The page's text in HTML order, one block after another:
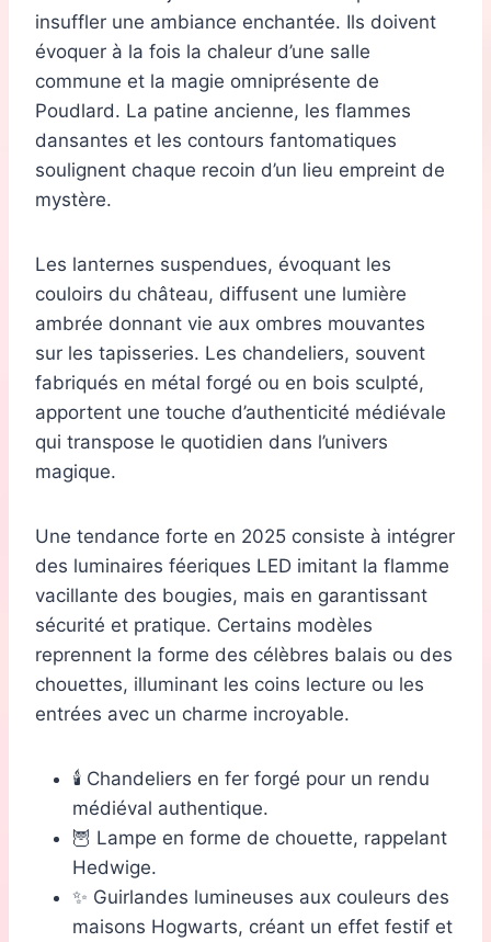
insuffler une ambiance enchantée. Ils doivent
évoquer à la fois la chaleur d’une salle
commune et la magie omniprésente de
Poudlard. La patine ancienne, les flammes
dansantes et les contours fantomatiques
soulignent chaque recoin d’un lieu empreint de
mystère.
Les lanternes suspendues, évoquant les
couloirs du château, diffusent une lumière
ambrée donnant vie aux ombres mouvantes
sur les tapisseries. Les chandeliers, souvent
fabriqués en métal forgé ou en bois sculpté,
apportent une touche d’authenticité médiévale
qui transpose le quotidien dans l’univers
magique.
Une tendance forte en 2025 consiste à intégrer
des luminaires féeriques LED imitant la flamme
vacillante des bougies, mais en garantissant
sécurité et pratique. Certains modèles
reprennent la forme des célèbres balais ou des
chouettes, illuminant les coins lecture ou les
entrées avec un charme incroyable.
🕯️ Chandeliers en fer forgé pour un rendu
médiéval authentique.
🦉 Lampe en forme de chouette, rappelant
Hedwige.
✨ Guirlandes lumineuses aux couleurs des
maisons Hogwarts, créant un effet festif et